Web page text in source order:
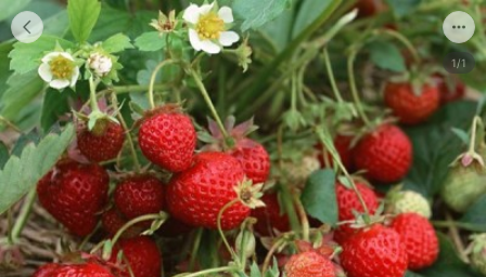
1/1